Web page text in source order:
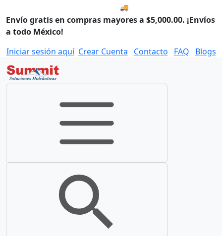
🚚 Envío el Lunes, 10 de
Envío gratis en compras mayores a $5,000.00. ¡Envíos
a todo México!
Iniciar sesión aquí Crear Cuenta Contacto FAQ Blogs